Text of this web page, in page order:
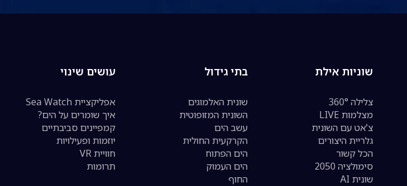
שוניות אילת
צלילה 360°
מצלמות LIVE
צ'אט עם השונית
גלריית היצורים
הכל קשור
סימולציה 2050
שונית AI
בתי גידול
שונית האלמוגים
השונית המזופוטית
עשב הים
הקרקעית החולית
הים הפתוח
הים העמוק
החוף
עושים שינוי
אפליקציית Sea Watch
איך שומרים על הים?
קמפיינים סביבתיים
יוזמות ופעילויות
חוויית VR
תרומות